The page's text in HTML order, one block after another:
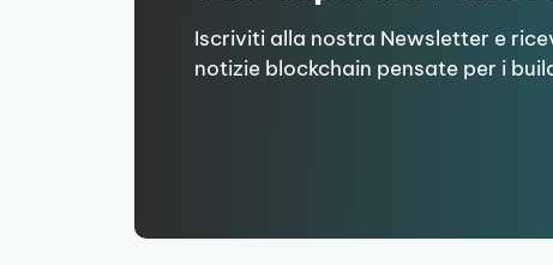
Iscriviti alla nostra Newsletter e
notizie blockchain pensate per i